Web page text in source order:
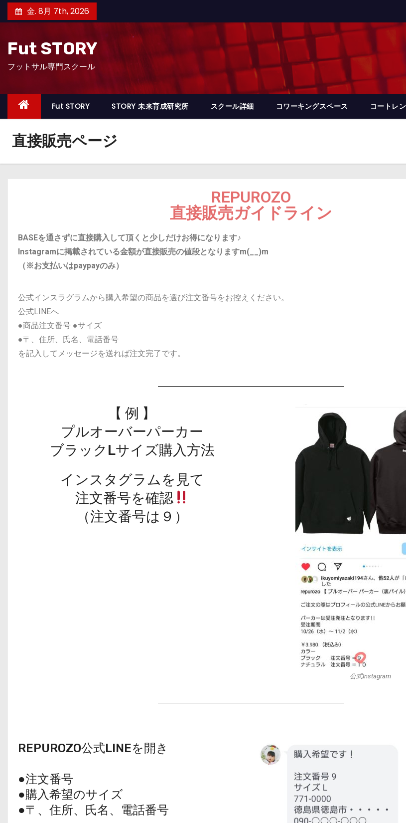
金. 8月 7th, 2026
Fut STORY
フットサル専門スクール
Fut STORY STORY 未来育成研究所 スクール詳細 コワーキングスペース コートレ
直接販売ページ
REPUROZO
直接販売ガイドライン
BASEを通さずに直接購入して頂くと少しだけお得になります♪
Instagramに掲載されている金額が直接販売の値段となりますm(__)m
（※お支払いはpaypayのみ）
公式インスラグラムから購入希望の商品を選び注文番号をお控えください。
公式LINEへ
●商品注文番号 ●サイズ
●〒、住所、氏名、電話番号
を記入してメッセージを送れば注文完了です。
【 例 】
プルオーバーパーカー
ブラックLサイズ購入方法
インスタグラムを見て
注文番号を確認
（注文番号は９）
公式Instagram
REPUROZO公式LINEを開き
●注文番号
●購入希望のサイズ
●〒、住所、氏名、電話番号